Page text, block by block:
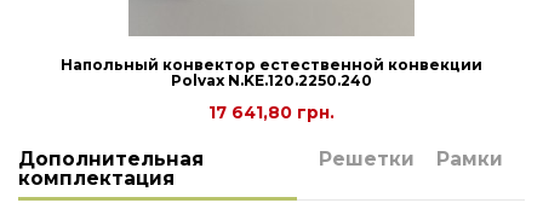
Напольный конвектор естественной конвекции
Polvax N.KE.120.2250.240
17 641,80 грн.
Цена снижена
Цена снижена
Цена снижена
Дополнительная
комплектация
Решетки Рамки